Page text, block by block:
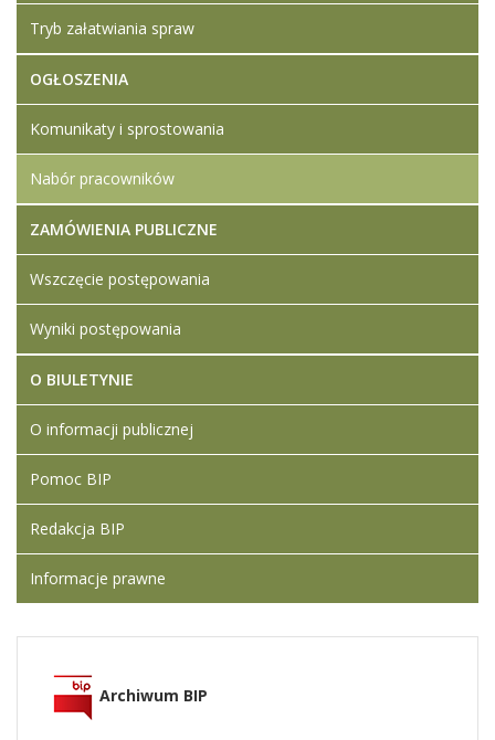
Tryb załatwiania spraw
OGŁOSZENIA
Komunikaty i sprostowania
Nabór pracowników
ZAMÓWIENIA PUBLICZNE
Wszczęcie postępowania
Wyniki postępowania
O BIULETYNIE
O informacji publicznej
Pomoc BIP
Redakcja BIP
Informacje prawne
Archiwum BIP